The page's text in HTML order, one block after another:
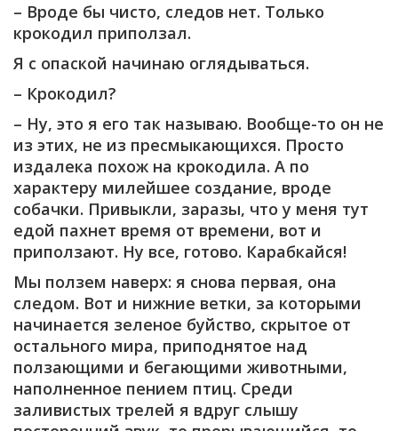
– Вроде бы чисто, следов нет. Только
крокодил приползал.
Я с опаской начинаю оглядываться.
– Крокодил?
– Ну, это я его так называю. Вообще-то он не
из этих, не из пресмыкающихся. Просто
издалека похож на крокодила. А по
характеру милейшее создание, вроде
собачки. Привыкли, заразы, что у меня тут
едой пахнет время от времени, вот и
приползают. Ну все, готово. Карабкайся!
Мы ползем наверх: я снова первая, она
следом. Вот и нижние ветки, за которыми
начинается зеленое буйство, скрытое от
остального мира, приподнятое над
ползающими и бегающими животными,
наполненное пением птиц. Среди
заливистых трелей я вдруг слышу